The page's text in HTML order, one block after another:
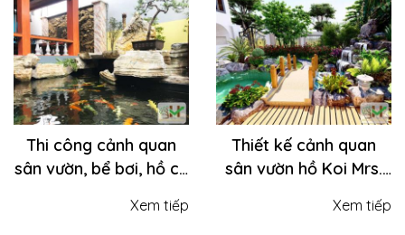
Thi công cảnh quan
sân vườn, bể bơi, hồ cá
Xem tiếp
Thiết kế cảnh quan
sân vườn hồ Koi Mrs.
Xem tiếp